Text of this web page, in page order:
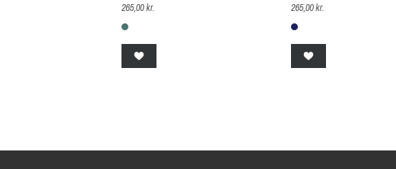
265,00 kr.
13(1) aqua turkis
265,00 kr.
2(9) mørk kongeblå